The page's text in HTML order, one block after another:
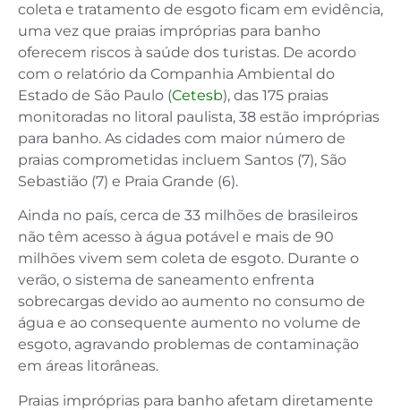
coleta e tratamento de esgoto ficam em evidência,
uma vez que praias impróprias para banho
oferecem riscos à saúde dos turistas. De acordo
com o relatório da Companhia Ambiental do
Estado de São Paulo (Cetesb), das 175 praias
monitoradas no litoral paulista, 38 estão impróprias
para banho. As cidades com maior número de
praias comprometidas incluem Santos (7), São
Sebastião (7) e Praia Grande (6).
Ainda no país, cerca de 33 milhões de brasileiros
não têm acesso à água potável e mais de 90
milhões vivem sem coleta de esgoto. Durante o
verão, o sistema de saneamento enfrenta
sobrecargas devido ao aumento no consumo de
água e ao consequente aumento no volume de
esgoto, agravando problemas de contaminação
em áreas litorâneas.
Praias impróprias para banho afetam diretamente